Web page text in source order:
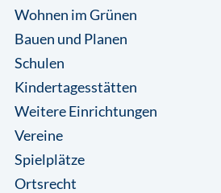
Wohnen im Grünen
Bauen und Planen
Schulen
Kindertagesstätten
Weitere Einrichtungen
Vereine
Spielplätze
Ortsrecht